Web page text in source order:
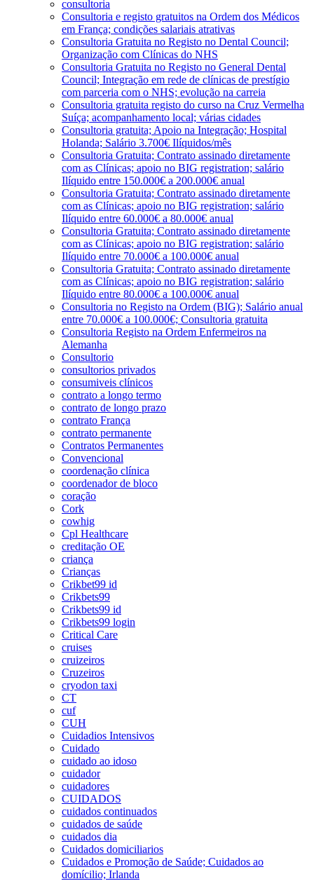
consultoria
Consultoria e registo gratuitos na Ordem dos Médicos
em França; condições salariais atrativas
Consultoria Gratuita no Registo no Dental Council;
Organização com Clínicas do NHS
Consultoria Gratuita no Registo no General Dental
Council; Integração em rede de clínicas de prestígio
com parceria com o NHS; evolução na carreia
Consultoria gratuita registo do curso na Cruz Vermelha
Suíça; acompanhamento local; várias cidades
Consultoria gratuita; Apoio na Integração; Hospital
Holanda; Salário 3.700€ Ilíquidos/mês
Consultoria Gratuita; Contrato assinado diretamente
com as Clínicas; apoio no BIG registration; salário
Ilíquido entre 150.000€ a 200.000€ anual
Consultoria Gratuita; Contrato assinado diretamente
com as Clínicas; apoio no BIG registration; salário
Ilíquido entre 60.000€ a 80.000€ anual
Consultoria Gratuita; Contrato assinado diretamente
com as Clínicas; apoio no BIG registration; salário
Ilíquido entre 70.000€ a 100.000€ anual
Consultoria Gratuita; Contrato assinado diretamente
com as Clínicas; apoio no BIG registration; salário
Ilíquido entre 80.000€ a 100.000€ anual
Consultoria no Registo na Ordem (BIG); Salário anual
entre 70.000€ a 100.000€; Consultoria gratuita
Consultoria Registo na Ordem Enfermeiros na
Alemanha
Consultorio
consultorios privados
consumiveis clínicos
contrato a longo termo
contrato de longo prazo
contrato França
contrato permanente
Contratos Permanentes
Convencional
coordenação clínica
coordenador de bloco
coração
Cork
cowhig
Cpl Healthcare
creditação OE
criança
Crianças
Crikbet99 id
Crikbets99
Crikbets99 id
Crikbets99 login
Critical Care
cruises
cruizeiros
Cruzeiros
cryodon taxi
CT
cuf
CUH
Cuidadios Intensivos
Cuidado
cuidado ao idoso
cuidador
cuidadores
CUIDADOS
cuidados continuados
cuidados de saúde
cuidados dia
Cuidados domiciliarios
Cuidados e Promoção de Saúde; Cuidados ao
domícilio; Irlanda